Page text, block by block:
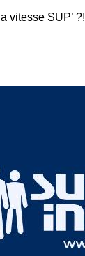
vitesse SUP’ ?!